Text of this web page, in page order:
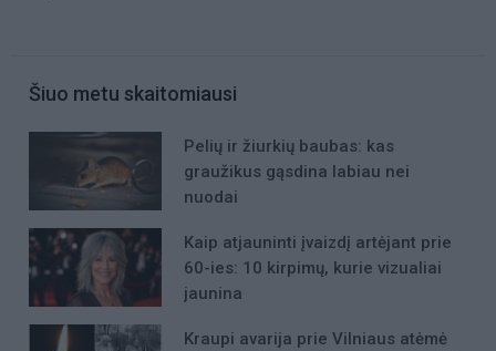
Šiuo metu skaitomiausi
Pelių ir žiurkių baubas: kas
graužikus gąsdina labiau nei
nuodai
Kaip atjauninti įvaizdį artėjant prie
60-ies: 10 kirpimų, kurie vizualiai
jaunina
Kraupi avarija prie Vilniaus atėmė